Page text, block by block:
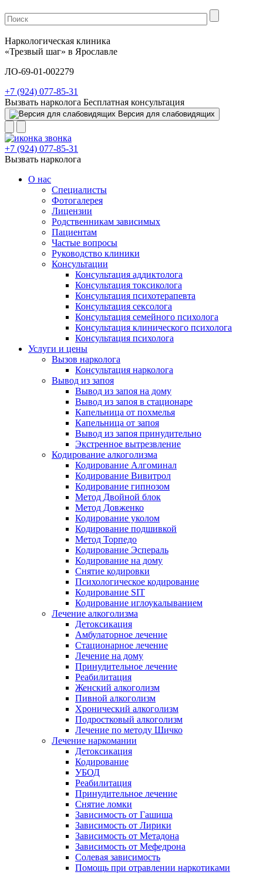
Наркологическая клиника
«Трезвый шаг» в Ярославле
ЛО-69-01-002279
+7 (924) 077-85-31
Вызвать нарколога Бесплатная консультация
Версия для слабовидящих
+7 (924) 077-85-31
Вызвать нарколога
О нас
Специалисты
Фотогалерея
Лицензии
Родственникам зависимых
Пациентам
Частые вопросы
Руководство клиники
Консультации
Консультация аддиктолога
Консультация токсиколога
Консультация психотерапевта
Консультация сексолога
Консультация семейного психолога
Консультация клинического психолога
Консультация психолога
Услуги и цены
Вызов нарколога
Консультация нарколога
Вывод из запоя
Вывод из запоя на дому
Вывод из запоя в стационаре
Капельница от похмелья
Капельница от запоя
Вывод из запоя принудительно
Экстренное вытрезвление
Кодирование алкоголизма
Кодирование Алгоминал
Кодирование Вивитрол
Кодирование гипнозом
Метод Двойной блок
Метод Довженко
Кодирование уколом
Кодирование подшивкой
Метод Торпедо
Кодирование Эспераль
Кодирование на дому
Снятие кодировки
Психологическое кодирование
Кодирование SIT
Кодирование иглоукалыванием
Лечение алкоголизма
Детоксикация
Амбулаторное лечение
Стационарное лечение
Лечение на дому
Принудительное лечение
Реабилитация
Женский алкоголизм
Пивной алкоголизм
Хронический алкоголизм
Подростковый алкоголизм
Лечение по методу Шичко
Лечение наркомании
Детоксикация
Кодирование
УБОД
Реабилитация
Принудительное лечение
Снятие ломки
Зависимость от Гашиша
Зависимость от Лирики
Зависимость от Метадона
Зависимость от Мефедрона
Солевая зависимость
Помощь при отравлении наркотиками